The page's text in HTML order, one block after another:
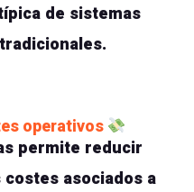
de sistemas
operativos
permite reducir
asociados a